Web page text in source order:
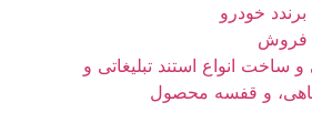
خودرو
فروش
ساخت انواع استند تبلیغاتی و
و قفسه محصول